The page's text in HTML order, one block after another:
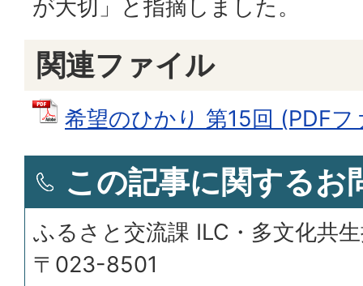
が大切」と指摘しました。
関連ファイル
希望のひかり 第15回 (PDFフ
この記事に関するお
ふるさと交流課 ILC・多文化共
〒023-8501